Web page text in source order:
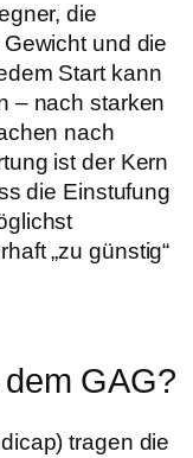
die
und die
Start kann
– nach starken
nach
ist der Kern
die Einstufung
„zu günstig“
GAG?
tragen die